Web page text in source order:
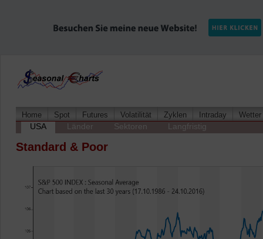
Home Spot Futures Volatilität Zyklen Intraday Wetter
USA Länder Sektoren Langfristig
Standard & Poor